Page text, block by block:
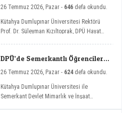
Yaz Atölyeleri programı, düzenlenen açılış
26 Temmuz 2026, Pazar - 646 defa okundu.
Kütahya Dumlupınar Üniversitesi Rektörü
Prof. Dr. Süleyman Kızıltoprak, DPÜ Hayat
katılarak vatandaşlarla buluştu.
DPÜ’de Semerkantlı Öğrencilere
26 Temmuz 2026, Pazar - 624defa okundu.
Kütahya Dumlupınar Üniversitesi ile
Semerkant Devlet Mimarlık ve İnşaat